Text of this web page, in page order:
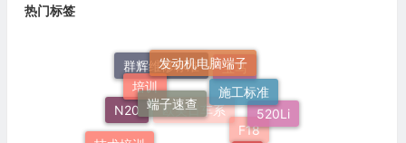
热门标签
N20
群辉维修标准 宝马
520Li
技术培训
培训
发动机电脑端子
施工标准
灯
端子速查